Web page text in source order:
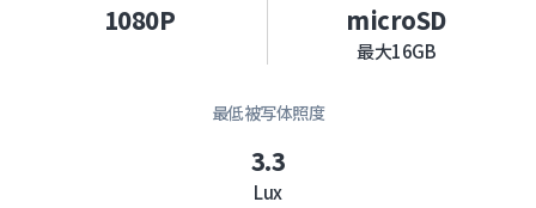
1080P microSD
最大16GB
最低被写体照度
3.3
Lux